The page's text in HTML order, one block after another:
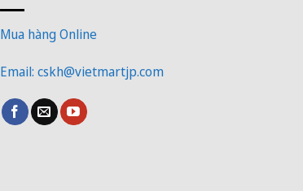
Mua hàng Online
Email: cskh@vietmartjp.com